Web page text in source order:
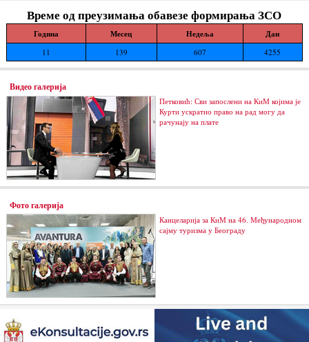
Време од преузимања обавезе формирања ЗСО
Година Месец Недеља Дан
11 139 607 4255
Видео галерија
Петковић: Сви запослени на КиМ којима је
Курти ускратио право на рад могу да
рачунају на плате
Фото галерија
Канцеларија за КиМ на 46. Међународном
сајму туризма у Београду